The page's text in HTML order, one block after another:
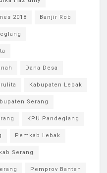
2018 Banjir Rob
Dana Desa
Kabupaten Lebak
Serang
KPU Pandeglang
Pemkab Lebak
Serang
Pemprov Banten